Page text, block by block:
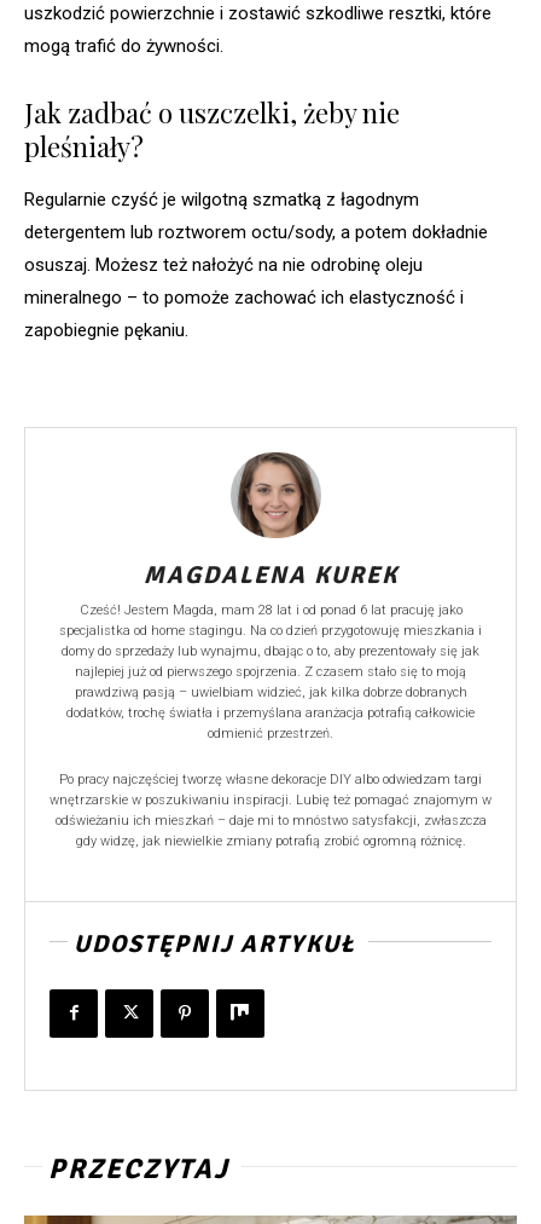
uszkodzić powierzchnie i zostawić szkodliwe resztki, które
mogą trafić do żywności.
Jak zadbać o uszczelki, żeby nie
pleśniały?
Regularnie czyść je wilgotną szmatką z łagodnym
detergentem lub roztworem octu/sody, a potem dokładnie
osuszaj. Możesz też nałożyć na nie odrobinę oleju
mineralnego – to pomoże zachować ich elastyczność i
zapobiegnie pękaniu.
MAGDALENA KUREK
Cześć! Jestem Magda, mam 28 lat i od ponad 6 lat pracuję jako
specjalistka od home stagingu. Na co dzień przygotowuję mieszkania i
domy do sprzedaży lub wynajmu, dbając o to, aby prezentowały się jak
najlepiej już od pierwszego spojrzenia. Z czasem stało się to moją
prawdziwą pasją – uwielbiam widzieć, jak kilka dobrze dobranych
dodatków, trochę światła i przemyślana aranżacja potrafią całkowicie
odmienić przestrzeń.
Po pracy najczęściej tworzę własne dekoracje DIY albo odwiedzam targi
wnętrzarskie w poszukiwaniu inspiracji. Lubię też pomagać znajomym w
odświeżaniu ich mieszkań – daje mi to mnóstwo satysfakcji, zwłaszcza
gdy widzę, jak niewielkie zmiany potrafią zrobić ogromną różnicę.
UDOSTĘPNIJ ARTYKUŁ
PRZECZYTAJ